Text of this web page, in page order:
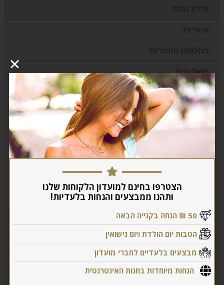
מידע נוסף
אחריות
החלפות והחזרות
משלוחים
סוג חומר זהב לבן, זהב צהוב
מוצרים קשורים
הצטרפו בחינם למועדון הלקוחות שלנו
ותהנו ממבצעים והנחות בלעדיות!
50 ₪ הנחה בקנייה הבאה
הטבות יום הולדת ויום נישואין
מבצעים בלעדיים לחברי מועדון
הנחות מיוחדות בחנות האינטרנטית